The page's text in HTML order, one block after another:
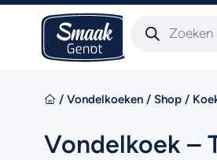
/ Vondelkoeken / Shop /
Vondelkoek –